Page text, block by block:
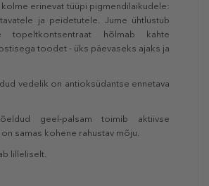
erinevat tüüpi pigmendilaikudele:
ja peidetutele. Jume ühtlustub
topeltkontsentraat hõlmab kahte
toodet - üks päevaseks ajaks ja
vedelik on antioksüdantse ennetava
geel-palsam toimib aktiivse
samas kohene rahustav mõju.
lilleliselt.